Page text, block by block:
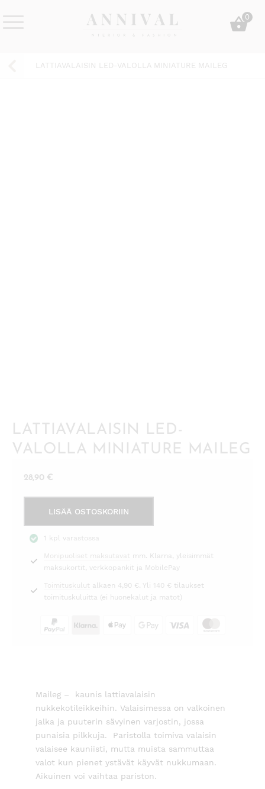
&
0
LATTIAVALAISIN LED-VALOLLA MINIATURE MAILEG
LATTIAVALAISIN LED-
VALOLLA MINIATURE MAILEG
28,90 €
Miniature
Maileg
määrä
LISÄÄ OSTOSKORIIN
1 kpl varastossa
Monipuoliset maksutavat mm. Klarna, yleisimmät
maksukortit, verkkopankit ja MobilePay
Toimituskulut alkaen 4,90 €. Yli 140 € tilaukset
toimituskuluitta (ei huonekalut ja matot)
Maileg – kaunis lattiavalaisin
nukkekotileikkeihin. Valaisimessa on valkoinen
jalka ja puuterin sävyinen varjostin, jossa
punaisia pilkkuja. Paristolla toimiva valaisin
valaisee kauniisti, mutta muista sammuttaa
valot kun pienet ystävät käyvät nukkumaan.
Aikuinen voi vaihtaa pariston.